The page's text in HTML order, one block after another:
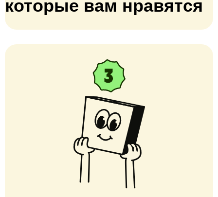
которые вам нравятся